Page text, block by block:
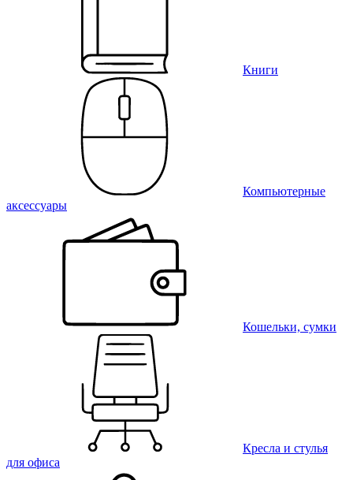
Книги
Компьютерные
аксессуары
Кошельки, сумки
Кресла и стулья
для офиса